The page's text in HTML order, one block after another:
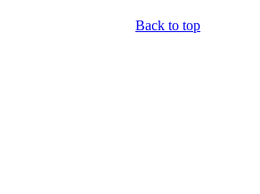
Back to top